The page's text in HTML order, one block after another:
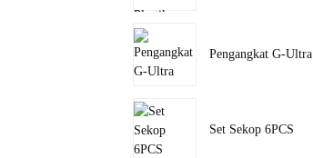
Pengangkat G-Ultra
Set Sekop 6PCS